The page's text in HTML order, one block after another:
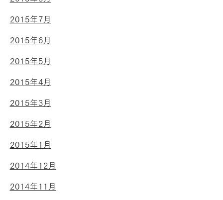
2015年7月
2015年6月
2015年5月
2015年4月
2015年3月
2015年2月
2015年1月
2014年12月
2014年11月